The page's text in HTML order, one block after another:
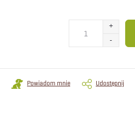
Powiadom mnie Udostępnij